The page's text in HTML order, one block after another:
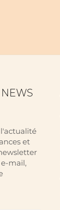
et
e-mail,